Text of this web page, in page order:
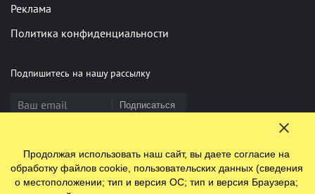
Реклама
Политика конфиденциальности
Подпишитесь на нашу рассылку
Подписаться
Нашли опечатку? Выделите фрагмент и нажмите Ctrl+Enter
Продолжая использовать наш сайт, вы даете согласие на
обработку файлов cookie, пользовательских данных (сведения
о местоположении; тип и версия ОС; тип и версия Браузера;